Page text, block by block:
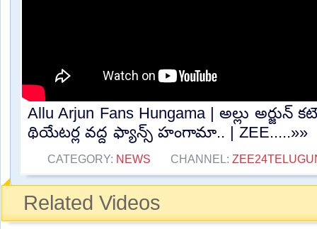
Allu Arjun Fans Hungama | అల్లు
థియేటర్ల వద్ద ఫ్యాన్స్ హంగామా.. | ZEE.....»»
CATEGORY: NEWS CHANNEL:
Related Videos